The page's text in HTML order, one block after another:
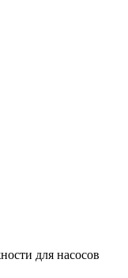
для насосов